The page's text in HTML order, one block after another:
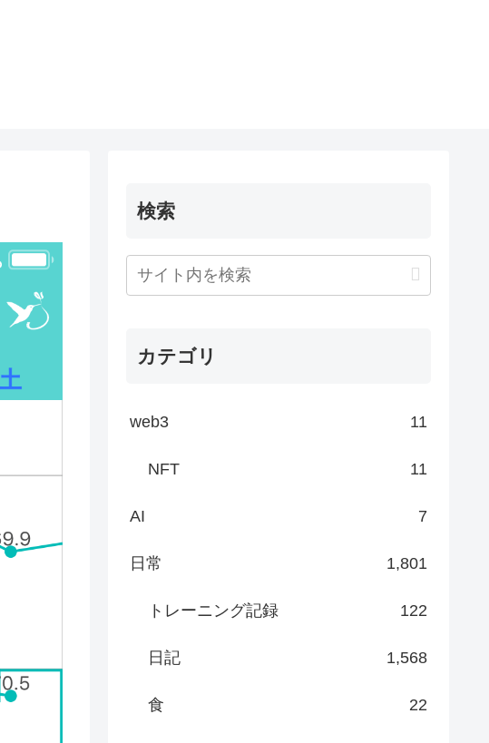
検索
カテゴリ
web3 11
NFT 11
AI 7
日常 1,801
トレーニング記録 122
日記 1,568
食 22